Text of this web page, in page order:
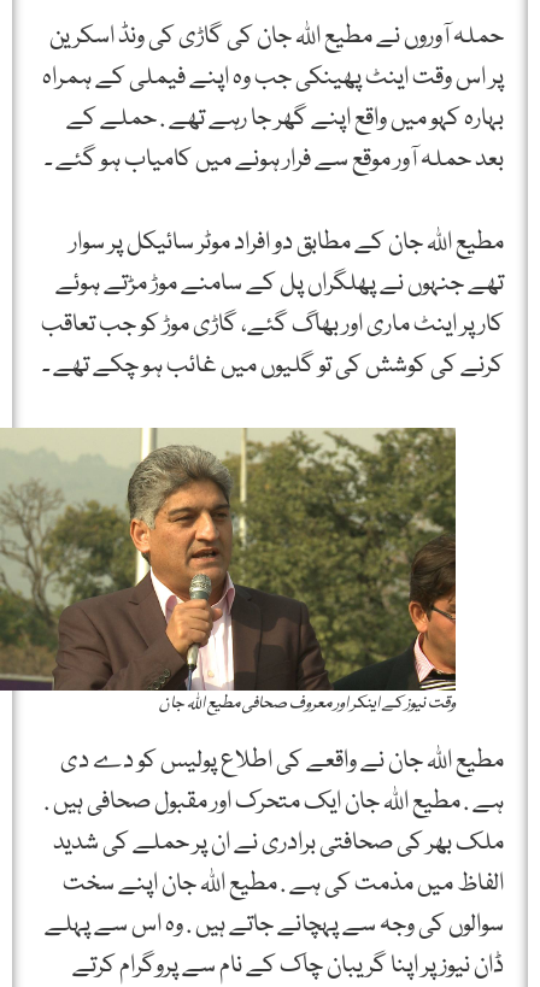
حملہ آوروں نے مطیع اللہ جان کی گاڑی کی ونڈ اسکرین
پر اس وقت اینٹ پھینکی جب وہ اپنے فیملی کے ہمراہ
بہارہ کہو میں واقع اپنے گھر جا رہے تھے . حملے کے
بعد حملہ آور موقع سے فرار ہونے میں کامیاب ہو گئے ۔
مطیع اللہ جان کے مطابق دو افراد موٹر سائیکل پر سوار
تھے جنہوں نے پھلگراں پل کے سامنے موڑ مڑتے ہوئے
کار پر اینٹ ماری اور بھاگ گئے، گاڑی موڑ کو جب تعاقب
کرنے کی کوشش کی تو گلیوں میں غائب ہو چکے تھے ۔
وقت نیوز کے اینکر اور معروف صحافی مطیع اللہ جان
مطیع اللہ جان نے واقعے کی اطلاع پولیس کو دے دی
ہے . مطیع اللہ جان ایک متحرک اور مقبول صحافی ہیں .
ملک بھر کی صحافتی برادری نے ان پر حملے کی شدید
الفاظ میں مذمت کی ہے . مطیع اللہ جان اپنے سخت
سوالوں کی وجہ سے پہچانے جاتے ہیں . وہ اس سے پہلے
ڈان نیوز پر اپنا گریبان چاک کے نام سے پروگرام کرتے